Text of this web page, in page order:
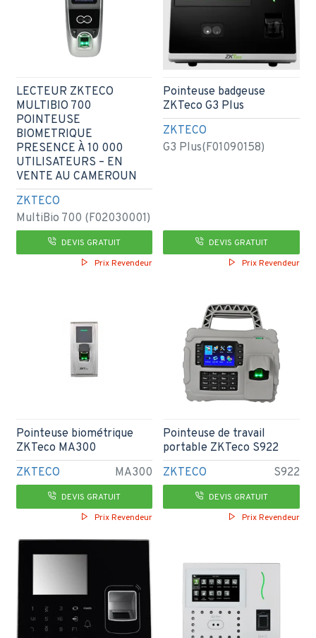
ZKTECO
MultiBio 700 (F02030001)
LECTEUR ZKTECO
MULTIBIO 700
POINTEUSE
BIOMETRIQUE
PRESENCE À 10 000
UTILISATEURS – EN
VENTE AU CAMEROUN
DEVIS GRATUIT
Prix Revendeur
ZKTECO
G3 Plus(F01090158)
Pointeuse badgeuse
ZKTeco G3 Plus
DEVIS GRATUIT
Prix Revendeur
ZKTECO MA300
Pointeuse biométrique
ZKTeco MA300
DEVIS GRATUIT
Prix Revendeur
ZKTECO S922
Pointeuse de travail
portable ZKTeco S922
DEVIS GRATUIT
Prix Revendeur